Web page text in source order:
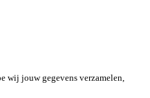
wij jouw gegevens verzamelen,